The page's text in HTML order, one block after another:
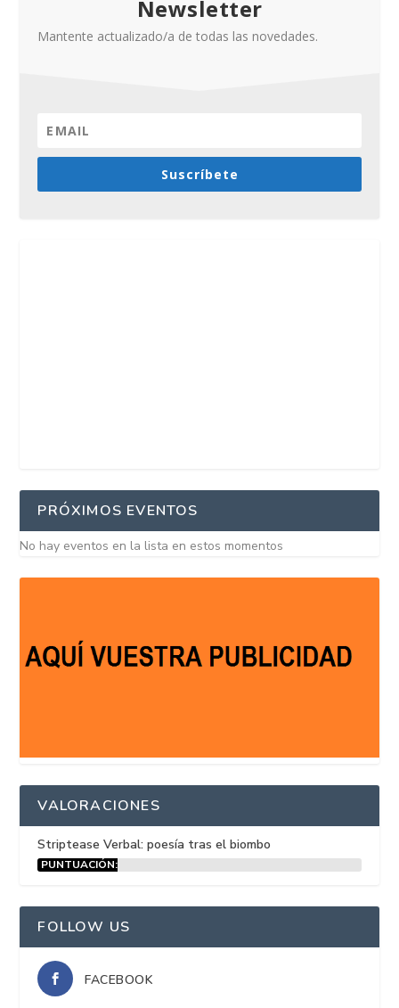
Newsletter
Mantente actualizado/a de todas las novedades.
Suscríbete
PRÓXIMOS EVENTOS
No hay eventos en la lista en estos momentos
VALORACIONES
Striptease Verbal: poesía tras el biombo
PUNTUACIÓN:
FOLLOW US
FACEBOOK